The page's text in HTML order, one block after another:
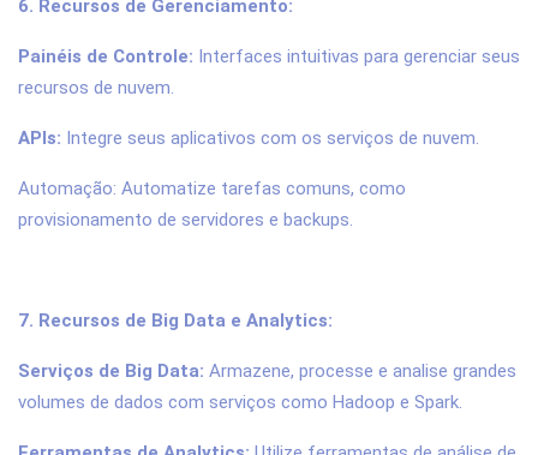
6. Recursos de Gerenciamento:
Painéis de Controle: Interfaces intuitivas para gerenciar seus
recursos de nuvem.
APIs: Integre seus aplicativos com os serviços de nuvem.
Automação: Automatize tarefas comuns, como
provisionamento de servidores e backups.
7. Recursos de Big Data e Analytics:
Serviços de Big Data: Armazene, processe e analise grandes
volumes de dados com serviços como Hadoop e Spark.